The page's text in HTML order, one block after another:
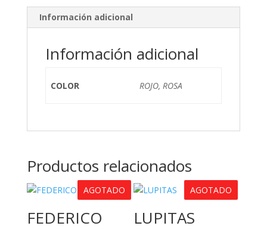
Información adicional
Información adicional
COLOR ROJO, ROSA
Productos relacionados
AGOTADO
FEDERICO
AGOTADO
LUPITAS